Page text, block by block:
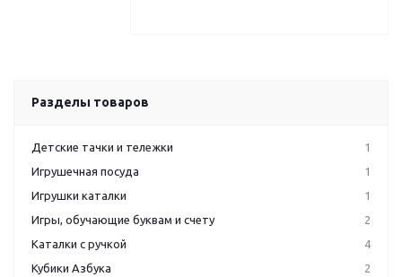
Разделы товаров
Детские тачки и тележки
1
Игрушечная посуда
1
Игрушки каталки
1
Игры, обучающие буквам и счету
2
Каталки с ручкой
4
Кубики Азбука
2